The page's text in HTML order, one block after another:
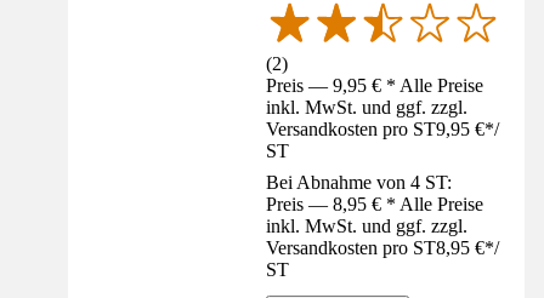
(2)
Preis — 9,95 € * Alle Preise
inkl. MwSt. und ggf. zzgl.
Versandkosten pro ST9,95 €*/
ST
Bei Abnahme von 4 ST:
Preis — 8,95 € * Alle Preise
inkl. MwSt. und ggf. zzgl.
Versandkosten pro ST8,95 €*/
ST